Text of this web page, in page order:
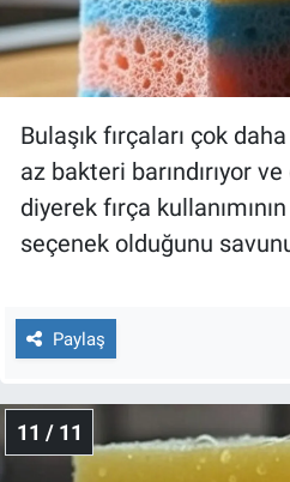
Bulaşık fırçaları çok
az bakteri barındırıyor
diyerek fırça
seçenek olduğunu
Paylaş
11 / 11